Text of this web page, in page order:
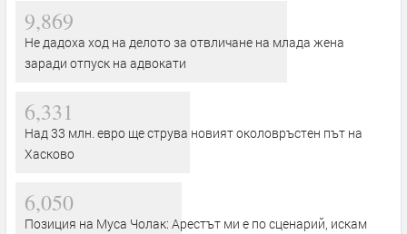
9,869
Не дадоха ход на делото за отвличане на млада жена
заради отпуск на адвокати
6,331
Над 33 млн. евро ще струва новият околовръстен път на
Хасково
6,050
Позиция на Муса Чолак: Арестът ми е по сценарий, искам